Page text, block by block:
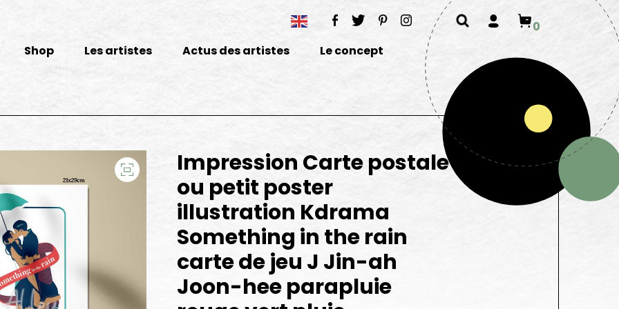
0
Shop Les artistes Actus des artistes Le concept
Impression Carte postale
ou petit poster
illustration Kdrama
Something in the rain
carte de jeu J Jin-ah
Joon-hee parapluie